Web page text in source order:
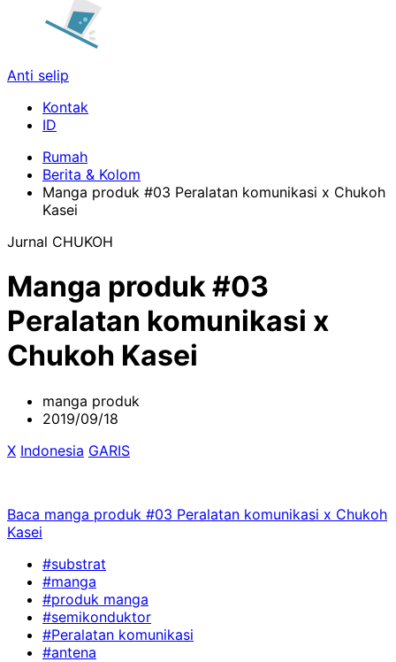
Anti selip
Kontak
Rumah
Berita & Kolom
Manga produk #03 Peralatan komunikasi x Chukoh
Kasei
Jurnal CHUKOH
Manga produk #03
Peralatan komunikasi x
Chukoh Kasei
manga produk
2019/09/18
X Indonesia GARIS
Baca manga produk #03 Peralatan komunikasi x Chukoh
Kasei
#substrat
#manga
#produk manga
#semikonduktor
#Peralatan komunikasi
#antena